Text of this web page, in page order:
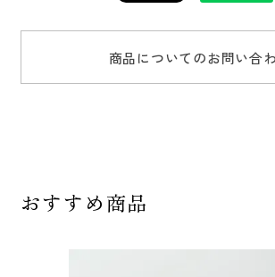
商品についてのお問い合
おすすめ商品